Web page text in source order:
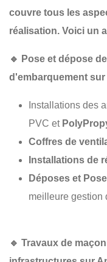
couvre tous les
réalisation. Voici un
🔹 Pose et dépose
d'embarquement
Installations des
PVC et
Coffres de
Installations de
Déposes et
meilleure gestion
🔹 Travaux de